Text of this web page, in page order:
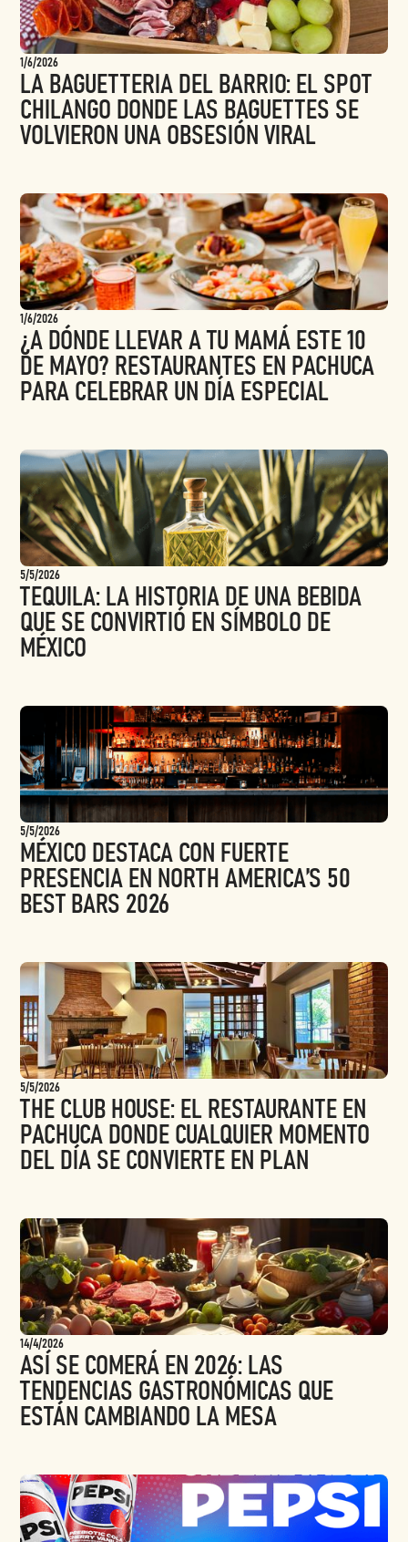
1/6/2026
LA BAGUETTERIA DEL BARRIO: EL SPOT
CHILANGO DONDE LAS BAGUETTES SE
VOLVIERON UNA OBSESIÓN VIRAL
1/6/2026
¿A DÓNDE LLEVAR A TU MAMÁ ESTE 10
DE MAYO? RESTAURANTES EN PACHUCA
PARA CELEBRAR UN DÍA ESPECIAL
5/5/2026
TEQUILA: LA HISTORIA DE UNA BEBIDA
QUE SE CONVIRTIÓ EN SÍMBOLO DE
MÉXICO
5/5/2026
MÉXICO DESTACA CON FUERTE
PRESENCIA EN NORTH AMERICA’S 50
BEST BARS 2026
5/5/2026
THE CLUB HOUSE: EL RESTAURANTE EN
PACHUCA DONDE CUALQUIER MOMENTO
DEL DÍA SE CONVIERTE EN PLAN
14/4/2026
ASÍ SE COMERÁ EN 2026: LAS
TENDENCIAS GASTRONÓMICAS QUE
ESTÁN CAMBIANDO LA MESA